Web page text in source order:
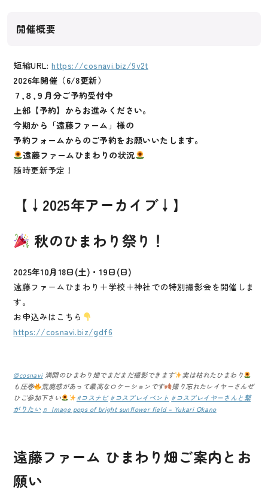
開催概要
短縮URL:https://cosnavi.biz/9v2t
2026年開催（6/8更新）
７,８,９月分ご予約受付中
上部【予約】からお進みください。
今期から「遠藤ファーム」様の
予約フォームからのご予約をお願いいたします。
遠藤ファームひまわりの状況
随時更新予定！
【↓2025年アーカイブ↓】
秋のひまわり祭り！
2025年10月18日(土)・19日(日)
遠藤ファームひまわり＋学校＋神社での特別撮影会を開催しま
す。
お申込みはこちら
https://cosnavi.biz/gdf6
@cosnavi満開のひまわり畑でまだまだ撮影できます
実は枯れたひまわり
も圧巻
荒廃感があって最高なロケーションです
撮り忘れたレイヤーさんぜ
ひご参加下さい
#コスナビ #コスプレイベント #コスプレイヤーさんと繋
がりたい ♬ Image pops of bright sunflower field – Yukari Okano
遠藤ファーム ひまわり畑ご案内とお
願い